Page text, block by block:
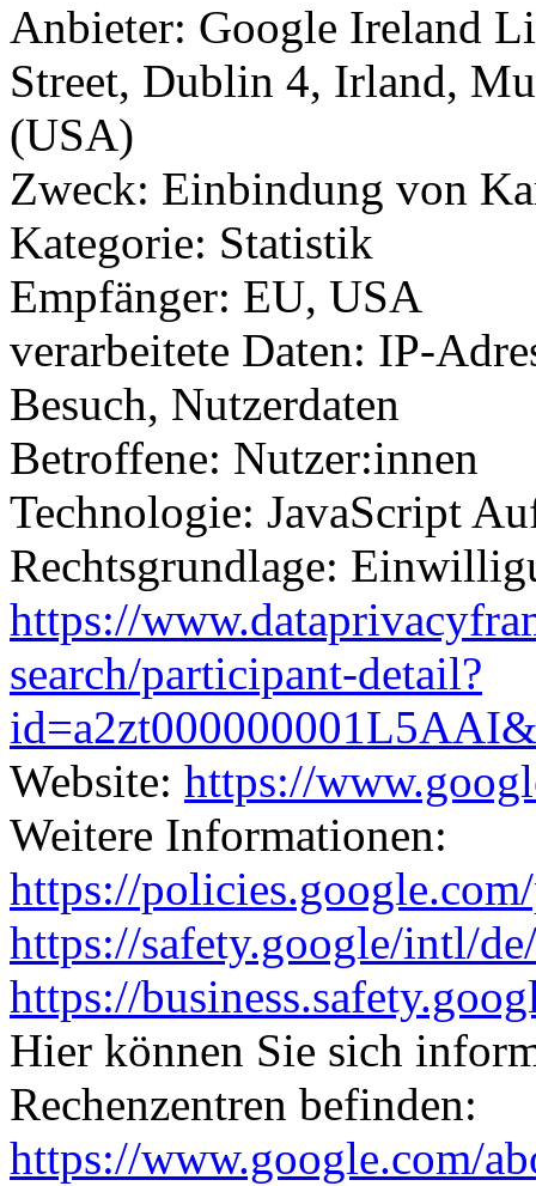
Anbieter: Google Ireland
Street, Dublin 4, Irland,
(USA)
Zweck: Einbindung von
Kategorie: Statistik
Empfänger: EU, USA
verarbeitete Daten: IP-
Besuch, Nutzerdaten
Betroffene: Nutzer:innen
Technologie: JavaScript
Rechtsgrundlage:
https://
search/participant-detail?
Website: https://
Weitere Informationen:
https://
https://safety.google/intl/
https://
Hier können Sie sich
Rechenzentren befinden:
https://www.google.com/